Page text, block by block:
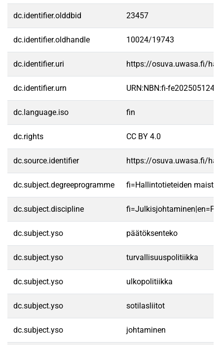
dc.identifier.olddbid 23457
dc.identifier.oldhandle 10024/19743
dc.identifier.uri https://osuva.uwasa.fi/
dc.identifier.urn URN:NBN:fi-
dc.language.iso fin
dc.rights CC BY 4.0
dc.source.identifier https://osuva.uwasa.fi/
dc.subject.degreeprogramme fi=Hallintotieteiden
dc.subject.discipline
dc.subject.yso päätöksenteko
dc.subject.yso turvallisuuspolitiikka
dc.subject.yso ulkopolitiikka
dc.subject.yso sotilasliitot
dc.subject.yso johtaminen